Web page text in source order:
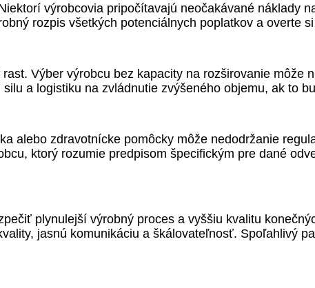
výrobcovia pripočítavajú neočakávané náklady
rozpis všetkých potenciálnych poplatkov a overte
Výber výrobcu bez kapacity na rozširovanie môže
a logistiku na zvládnutie zvýšeného objemu, ak to
alebo zdravotnícke pomôcky môže nedodržanie
ktorý rozumie predpisom špecifickým pre dané
plynulejší výrobný proces a vyššiu kvalitu
jasnú komunikáciu a škálovateľnosť. Spoľahlivý